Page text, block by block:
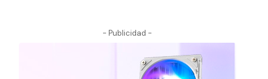
- Publicidad -